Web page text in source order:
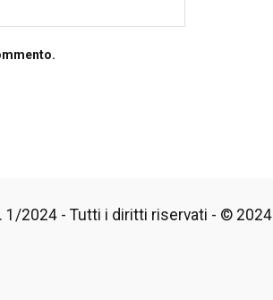
1/2024 - Tutti i diritti riservati - © 2024